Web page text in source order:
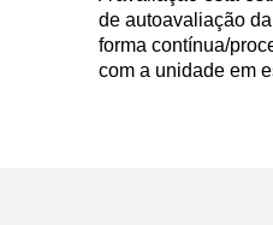
de autoavaliação
forma contínua/
com a unidade em